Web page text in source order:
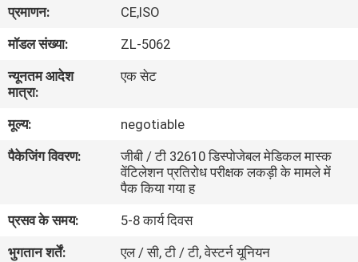
हमारे
बारे
में
कारखाना
भ्रमण
गुणवत्ता
नियंत्रण
प्रमाणन:
CE,ISO
मॉडल संख्या:
ZL-5062
न्यूनतम आदेश
मात्रा:
एक सेट
मूल्य:
negotiable
पैकेजिंग विवरण:
जीबी / टी 32610 डिस्पोजेबल मेडिकल मास्क
वेंटिलेशन प्रतिरोध परीक्षक लकड़ी के मामले में
पैक किया गया ह
प्रसव के समय:
5-8 कार्य दिवस
भुगतान शर्तें:
एल / सी, टी / टी, वेस्टर्न यूनियन